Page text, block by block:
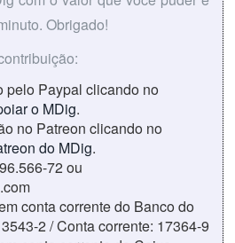
Obrigado!
pelo Paypal clicando no
o MDig.
no Patreon clicando no
do MDig.
72 ou
conta corrente do Banco do
2 / Conta corrente: 17364-9